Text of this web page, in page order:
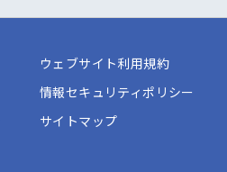
ウェブサイト利用規約
情報セキュリティポリシー
サイトマップ